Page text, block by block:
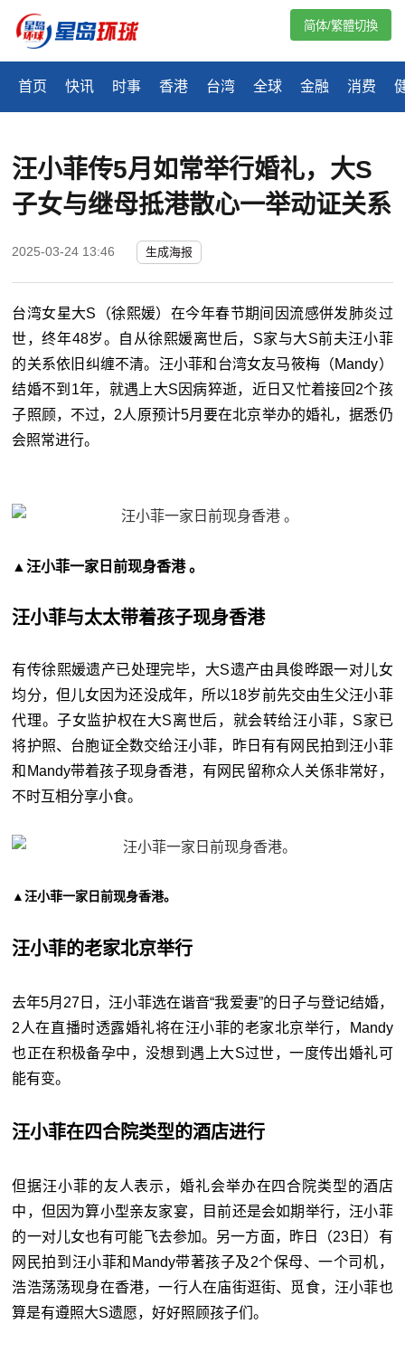
首页 快讯 时事 香港 台湾 全球 金融 消费
简体/繁體切換
汪小菲传5月如常举行婚礼，大S
子女与继母抵港散心一举动证关系
2025-03-24 13:46 生成海报
台湾女星大S（徐熙媛）在今年春节期间因流感併发肺炎过
世，终年48岁。自从徐熙媛离世后，S家与大S前夫汪小菲
的关系依旧纠缠不清。汪小菲和台湾女友马筱梅（Mandy）
结婚不到1年，就遇上大S因病猝逝，近日又忙着接回2个孩
子照顾，不过，2人原预计5月要在北京举办的婚礼，据悉仍
会照常进行。
▲汪小菲一家日前现身香港 。
汪小菲与太太带着孩子现身香港
有传徐熙媛遗产已处理完毕，大S遗产由具俊晔跟一对儿女
均分，但儿女因为还没成年，所以18岁前先交由生父汪小菲
代理。子女监护权在大S离世后，就会转给汪小菲，S家已
将护照、台胞证全数交给汪小菲，昨日有有网民拍到汪小菲
和Mandy带着孩子现身香港，有网民留称众人关係非常好，
不时互相分享小食。
▲汪小菲一家日前现身香港。
汪小菲的老家北京举行
去年5月27日，汪小菲选在谐音“我爱妻”的日子与登记结婚，
2人在直播时透露婚礼将在汪小菲的老家北京举行，Mandy
也正在积极备孕中，没想到遇上大S过世，一度传出婚礼可
能有变。
汪小菲在四合院类型的酒店进行
但据汪小菲的友人表示，婚礼会举办在四合院类型的酒店
中，但因为算小型亲友家宴，目前还是会如期举行，汪小菲
的一对儿女也有可能飞去参加。另一方面，昨日（23日）有
网民拍到汪小菲和Mandy带著孩子及2个保母、一个司机，
浩浩荡荡现身在香港，一行人在庙街逛街、觅食，汪小菲也
算是有遵照大S遗愿，好好照顾孩子们。